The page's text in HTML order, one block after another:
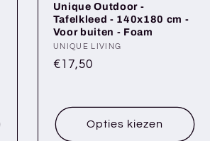
Unique Outdoor -
Tafelkleed - 140x180 cm -
Voor buiten - Foam
Verkoper:
UNIQUE LIVING
Normale
€17,50
Opties kiezen